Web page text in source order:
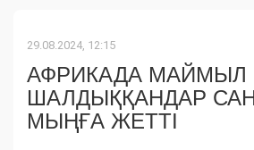
29.08.2024, 12:15
АФРИКАДА МАЙМЫЛ
ШАЛДЫҚҚАНДАР
МЫҢҒА ЖЕТТІ